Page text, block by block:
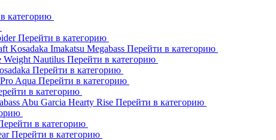
категорию
Перейти в категорию
Kosadaka Imakatsu Megabass Перейти в категорию
Weight Nautilus Перейти в категорию
Перейти в категорию
Aqua Перейти в категорию
в категорию
Abu Garcia Hearty Rise Перейти в категорию
в категорию
Перейти в категорию